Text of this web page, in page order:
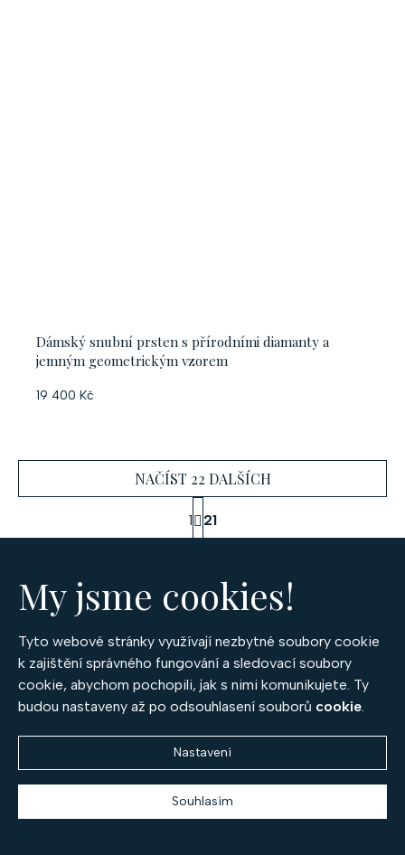
My jsme cookies!
Tyto webové stránky využívají nezbytné soubory cookie
k zajištění správného fungování a sledovací soubory
cookie, abychom pochopili, jak s nimi komunikujete. Ty
budou nastaveny až po odsouhlasení souborů cookie.
Nastavení
Souhlasím
Dámský snubní prsten s přírodními diamanty a
jemným geometrickým vzorem
19 400 Kč
O
l
á
d
a
c
í
p
r
v
k
y
v
NAČÍST 22 DALŠÍCH
S
t
r
k
v
á
n
í
1
21
NAHORU
OPTIMA DIAMANT, spol. s r.o.
český výrobce prémiových šperků